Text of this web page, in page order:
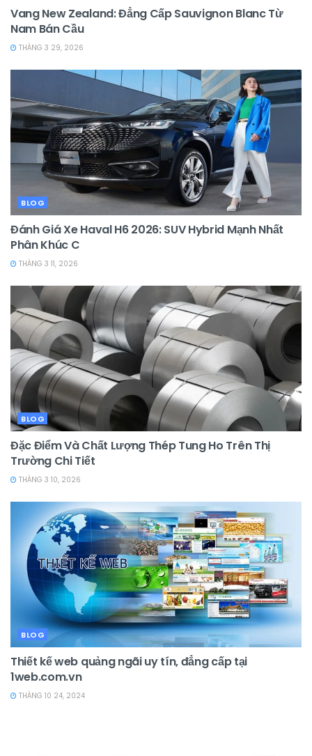
Vang New Zealand: Đẳng Cấp Sauvignon Blanc Từ
Nam Bán Cầu
THÁNG 3 29, 2026
BLOG
Đánh Giá Xe Haval H6 2026: SUV Hybrid Mạnh Nhất
Phân Khúc C
THÁNG 3 11, 2026
BLOG
Đặc Điểm Và Chất Lượng Thép Tung Ho Trên Thị
Trường Chi Tiết
THÁNG 3 10, 2026
BLOG
Thiết kế web quảng ngãi uy tín, đẳng cấp tại
1web.com.vn
THÁNG 10 24, 2024